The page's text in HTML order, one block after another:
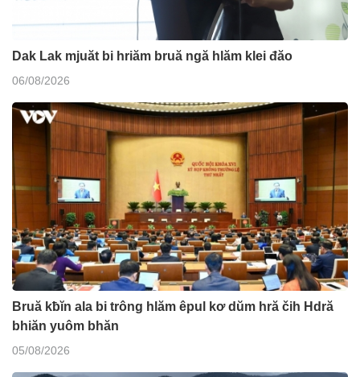
Dak Lak mjuăt bi hriăm bruă ngă hlăm klei đăo
06/08/2026
Bruă kƀĭn ala bi trông hlăm êpul kơ dŭm hră čih Hdră
bhiăn yuôm bhăn
05/08/2026